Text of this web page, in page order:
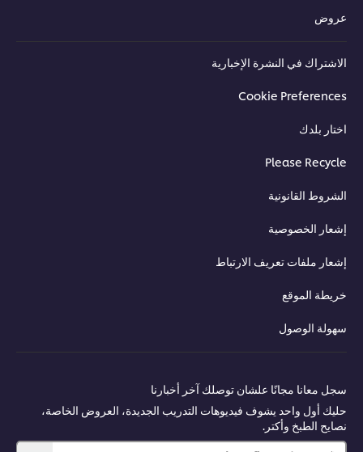
عروض
الاشتراك في النشرة الإخبارية
Cookie Preferences
اختار بلدك
Please Recycle
الشروط القانونية
إشعار الخصوصية
إشعار ملفات تعريف الارتباط
خريطة الموقع
سهولة الوصول
سجل معانا مجانًا علشان توصلك آخر أخبارنا
حليك أول واحد يشوف فيديوهات التدريب الجديدة، العروض الخاصة،
نصايح الطبخ وأكتر.